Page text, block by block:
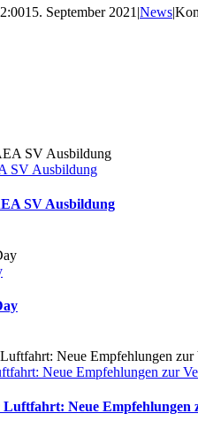
15. September 2021|News|
SV Ausbildung
SV Ausbildung
Neue Empfehlungen zur
Neue Empfehlungen